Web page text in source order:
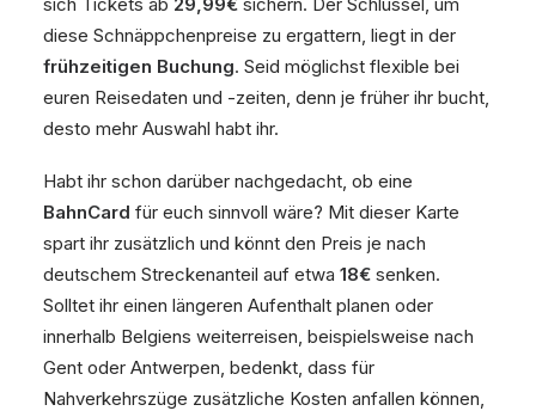
diese Schnäppchenpreise zu ergattern, liegt in der
frühzeitigen Buchung. Seid möglichst flexible bei
euren Reisedaten und -zeiten, denn je früher ihr bucht,
desto mehr Auswahl habt ihr.
Habt ihr schon darüber nachgedacht, ob eine
BahnCard für euch sinnvoll wäre? Mit dieser Karte
spart ihr zusätzlich und könnt den Preis je nach
deutschem Streckenanteil auf etwa 18€ senken.
Solltet ihr einen längeren Aufenthalt planen oder
innerhalb Belgiens weiterreisen, beispielsweise nach
Gent oder Antwerpen, bedenkt, dass für
Nahverkehrszüge zusätzliche Kosten anfallen können,